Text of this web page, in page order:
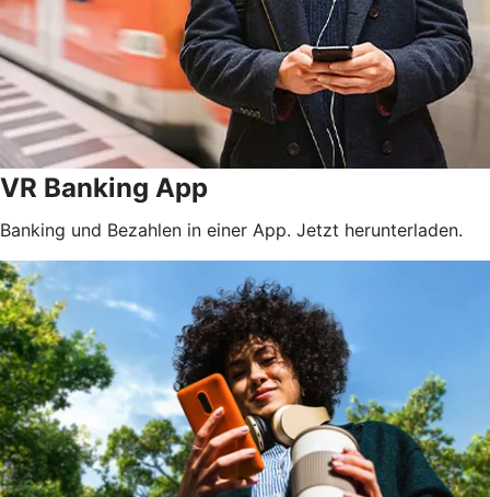
VR Banking App
Banking und Bezahlen in einer App. Jetzt herunterladen.